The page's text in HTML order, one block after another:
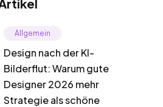
Allgemein
Design nach der KI-
Bilderflut: Warum gute
Designer 2026 mehr
Strategie als schöne